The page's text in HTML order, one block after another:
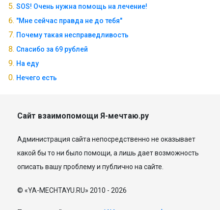
SOS! Очень нужна помощь на лечение!
"Мне сейчас правда не до тебя"
Почему такая несправедливость
Спасибо за 69 рублей
На еду
Нечего есть
Сайт взаимопомощи Я-мечтаю.ру
Администрация сайта непосредственно не оказывает
какой бы то ни было помощи, а лишь дает возможность
описать вашу проблему и публично на сайте.
© «YA-MECHTAYU.RU» 2010 - 2026